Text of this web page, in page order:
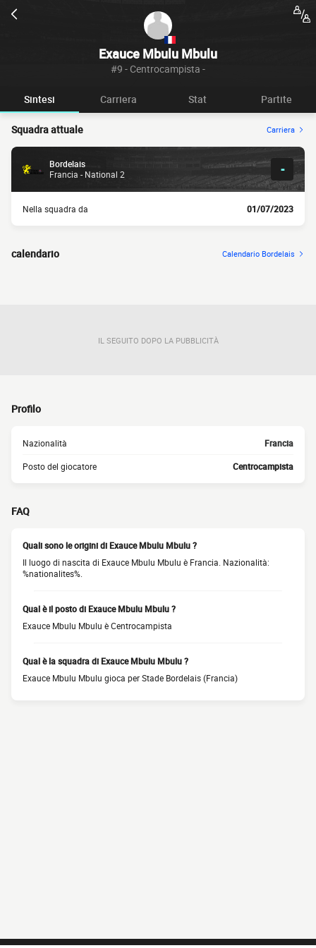
Exauce Mbulu Mbulu
#9 - Centrocampista -
Sintesi Carriera Stat Partite
Squadra attuale Carriera
Bordelais
Francia - National 2
-
Nella squadra da 01/07/2023
calendario Calendario Bordelais
IL SEGUITO DOPO LA PUBBLICITÀ
Profilo
Nazionalità Francia
Posto del giocatore Centrocampista
FAQ
Quali sono le origini di Exauce Mbulu Mbulu ?
Il luogo di nascita di Exauce Mbulu Mbulu è Francia. Nazionalità:
%nationalites%.
Qual è il posto di Exauce Mbulu Mbulu ?
Exauce Mbulu Mbulu è Centrocampista
Qual è la squadra di Exauce Mbulu Mbulu ?
Exauce Mbulu Mbulu gioca per Stade Bordelais (Francia)